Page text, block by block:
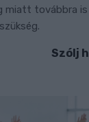
miatt továbbra is
Szólj